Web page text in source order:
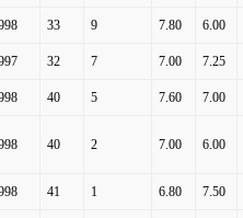
33 9 7.80 6.00
32 7 7.00 7.25
40 5 7.60 7.00
40 2 7.00 6.00
41 1 6.80 7.50